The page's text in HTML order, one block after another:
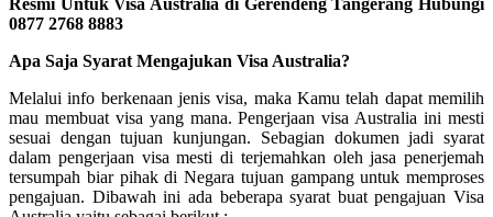
0877 2768 8883
Apa Saja Syarat Mengajukan Visa Australia?
Melalui info berkenaan jenis visa, maka Kamu telah dapat memilih
mau membuat visa yang mana. Pengerjaan visa Australia ini mesti
sesuai dengan tujuan kunjungan. Sebagian dokumen jadi syarat
dalam pengerjaan visa mesti di terjemahkan oleh jasa penerjemah
tersumpah biar pihak di Negara tujuan gampang untuk memproses
pengajuan. Dibawah ini ada beberapa syarat buat pengajuan Visa